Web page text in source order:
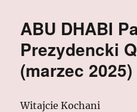
ABU DHABI
Prezydencki
(marzec 2025)
Witajcie Kochani